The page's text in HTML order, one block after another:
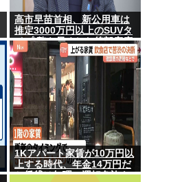
高市早苗首相、新公用車は
推定3000万円以上のSUVタ
イプ 贅を尽くした後部座席
でたばこを吸うのが至福の
時間か どんどん延びる乗車
時間
1Kアパート家賃が10万円以
上する時代、年金14万円だ
と賃貸は無理、運転免許も